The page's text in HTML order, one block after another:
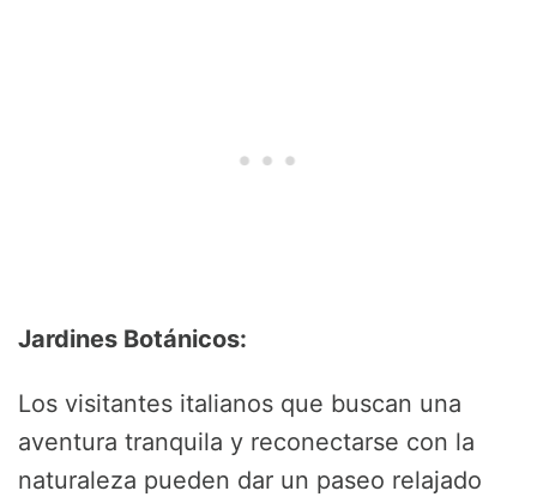
Jardines Botánicos:
Los visitantes italianos que buscan una
aventura tranquila y reconectarse con la
naturaleza pueden dar un paseo relajado